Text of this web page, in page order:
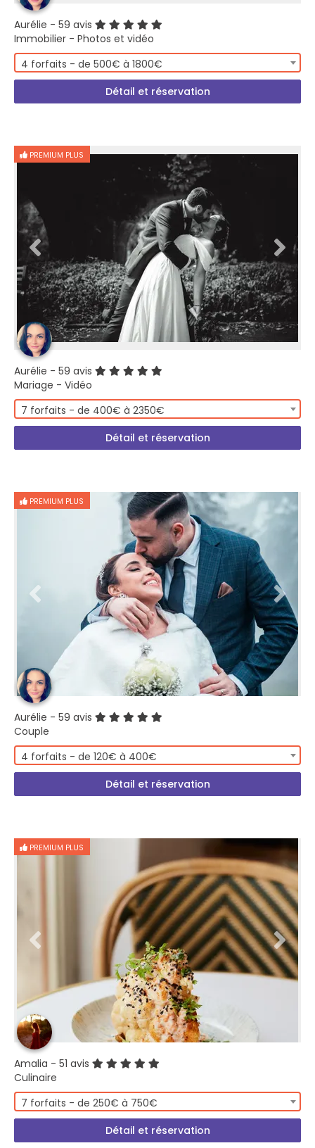
Aurélie - 59 avis
Immobilier - Photos et vidéo
4 forfaits - de 500€ à 1800€
Détail et réservation
PREMIUM PLUS
Aurélie - 59 avis
Mariage - Vidéo
7 forfaits - de 400€ à 2350€
Détail et réservation
PREMIUM PLUS
Aurélie - 59 avis
Couple
4 forfaits - de 120€ à 400€
Détail et réservation
PREMIUM PLUS
Amalia - 51 avis
Culinaire
7 forfaits - de 250€ à 750€
Détail et réservation